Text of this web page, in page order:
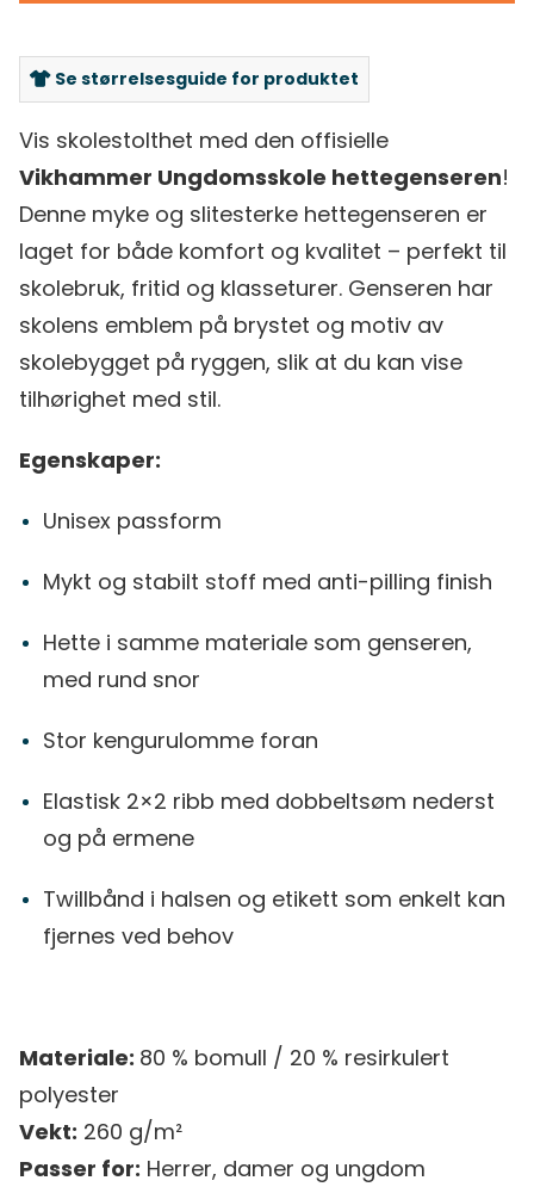
Se størrelsesguide for produktet
Vis skolestolthet med den offisielle
Vikhammer Ungdomsskole hettegenseren!
Denne myke og slitesterke hettegenseren er
laget for både komfort og kvalitet – perfekt til
skolebruk, fritid og klasseturer. Genseren har
skolens emblem på brystet og motiv av
skolebygget på ryggen, slik at du kan vise
tilhørighet med stil.
Egenskaper:
Unisex passform
Mykt og stabilt stoff med anti-pilling finish
Hette i samme materiale som genseren,
med rund snor
Stor kengurulomme foran
Elastisk 2×2 ribb med dobbeltsøm nederst
og på ermene
Twillbånd i halsen og etikett som enkelt kan
fjernes ved behov
Materiale: 80 % bomull / 20 % resirkulert
polyester
Vekt: 260 g/m²
Passer for: Herrer, damer og ungdom